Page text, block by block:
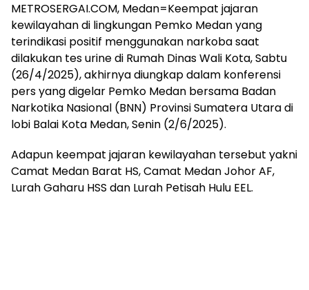
METROSERGAI.COM, Medan=Keempat jajaran
kewilayahan di lingkungan Pemko Medan yang
terindikasi positif menggunakan narkoba saat
dilakukan tes urine di Rumah Dinas Wali Kota, Sabtu
(26/4/2025), akhirnya diungkap dalam konferensi
pers yang digelar Pemko Medan bersama Badan
Narkotika Nasional (BNN) Provinsi Sumatera Utara di
lobi Balai Kota Medan, Senin (2/6/2025).
Adapun keempat jajaran kewilayahan tersebut yakni
Camat Medan Barat HS, Camat Medan Johor AF,
Lurah Gaharu HSS dan Lurah Petisah Hulu EEL.